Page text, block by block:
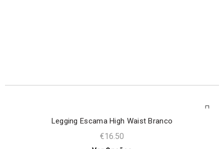
Legging Escama High Waist Branco
€16.50